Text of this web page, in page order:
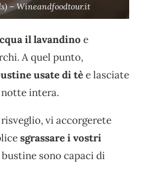
– Wineandfoodtour.it
il lavandino e
A quel punto,
usate di tèe lasciate
intera.
vi accorgerete
sgrassare i vostri
sono capaci di